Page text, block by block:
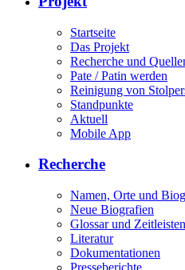
Startseite
Das Projekt
Recherche und
Pate / Patin werden
Reinigung von
Standpunkte
Aktuell
Mobile App
Recherche
Namen, Orte und
Neue Biografien
Glossar und Zeitleisten
Literatur
Dokumentationen
Presseberichte